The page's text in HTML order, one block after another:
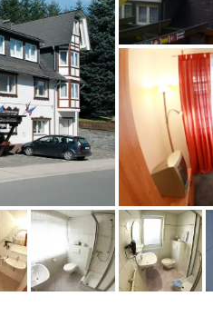
von Vanessa,
vom Hotelier,